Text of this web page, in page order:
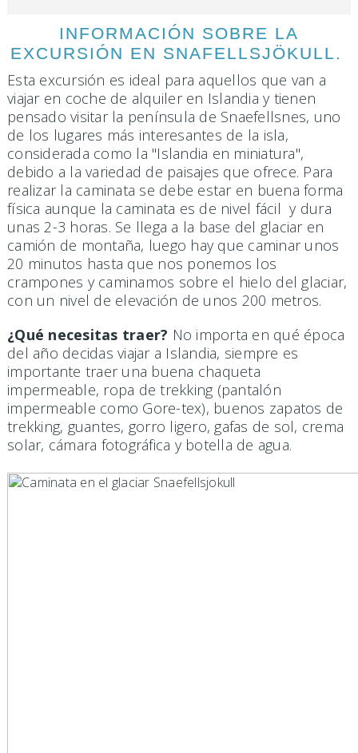
INFORMACIÓN SOBRE LA
EXCURSIÓN EN SNAFELLSJÖKULL.
Esta excursión es ideal para aquellos que van a
viajar en coche de alquiler en Islandia y tienen
pensado visitar la península de Snaefellsnes, uno
de los lugares más interesantes de la isla,
considerada como la "Islandia en miniatura",
debido a la variedad de paisajes que ofrece. Para
realizar la caminata se debe estar en buena forma
física aunque la caminata es de nivel fácil y dura
unas 2-3 horas. Se llega a la base del glaciar en
camión de montaña, luego hay que caminar unos
20 minutos hasta que nos ponemos los
crampones y caminamos sobre el hielo del glaciar,
con un nivel de elevación de unos 200 metros.
¿Qué necesitas traer? No importa en qué época
del año decidas viajar a Islandia, siempre es
importante traer una buena chaqueta
impermeable, ropa de trekking (pantalón
impermeable como Gore-tex), buenos zapatos de
trekking, guantes, gorro ligero, gafas de sol, crema
solar, cámara fotográfica y botella de agua.